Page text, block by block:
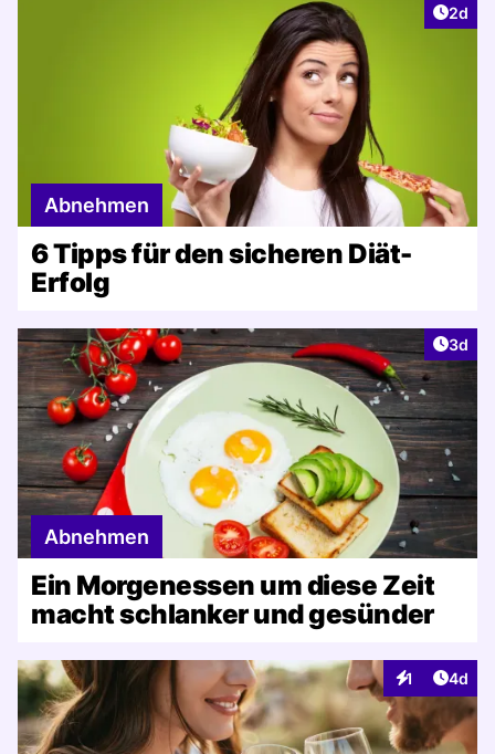
2d
Abnehmen
6 Tipps für den sicheren Diät-
Erfolg
3d
Abnehmen
Ein Morgenessen um diese Zeit
macht schlanker und gesünder
1
Interaktionen
4d